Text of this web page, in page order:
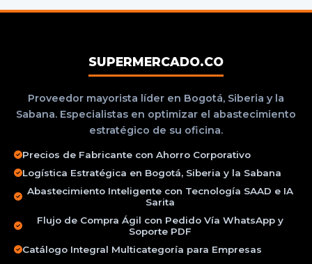
SUPERMERCADO.CO
Proveedor mayorista líder en Bogotá, Siberia y la
Sabana. Especialistas en optimizar el abastecimiento
estratégico de su oficina.
Precios de Fabricante con Ahorro Corporativo
Logística Estratégica en Bogotá, Siberia y la Sabana
Abastecimiento Inteligente con Tecnología SAAD e IA
Sarita
Flujo de Compra Ágil con Pedido Vía WhatsApp y
Soporte PDF
Catálogo Integral Multicategoría para Empresas